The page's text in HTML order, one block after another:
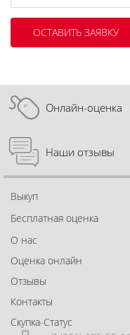
Онлайн-оценка
Наши отзывы
Выкуп
Бесплатная оценка
О нас
Оценка онлайн
Отзывы
Контакты
Скупка-Статус